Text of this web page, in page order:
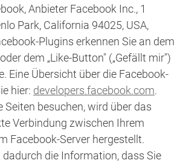
Anbieter Facebook Inc., 1
Park, California 94025, USA,
Plugins erkennen Sie an dem
dem „Like-Button" („Gefällt mir")
Eine Übersicht über die Facebook-
hier: developers.facebook.com.
Seiten besuchen, wird über das
Verbindung zwischen Ihrem
Facebook-Server hergestellt.
die Information, dass Sie